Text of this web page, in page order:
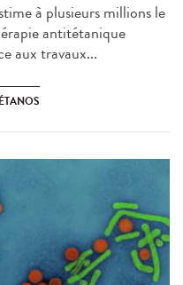
à plusieurs millions le
antitétanique
aux travaux...